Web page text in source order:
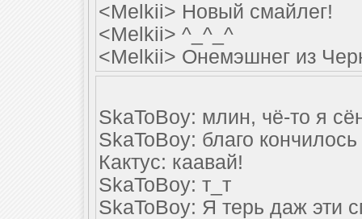
<Melkii> Новый смайлег!
<Melkii> ^_^_^
<Melkii> Онемэшнег из
SkaToBoy: млин, чё-то я
SkaToBoy: благо кончилось
Кактус: каавай!
SkaToBoy: т_т
SkaToBoy: Я терь даж эти